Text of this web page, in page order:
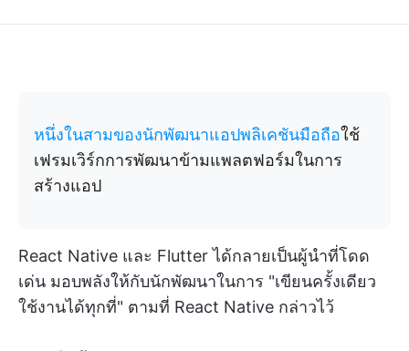
หนึ่งในสามของนักพัฒนาแอปพลิเคชันมือถือใช้
เฟรมเวิร์กการพัฒนาข้ามแพลตฟอร์มในการ
สร้างแอป
React Native และ Flutter ได้กลายเป็นผู้นำที่โดด
เด่น มอบพลังให้กับนักพัฒนาในการ "เขียนครั้งเดียว
ใช้งานได้ทุกที่" ตามที่ React Native กล่าวไว้